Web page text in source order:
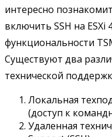
интересно
включить SSH на ESXi
функциональности
Существуют два
технической
Локальная
(доступ к
Удаленная